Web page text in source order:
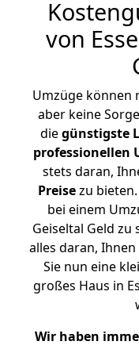
von
Umzüge können
aber keine
diegünstigste
professionellen
stets daran,
Preisezu
bei einem
Geiseltal Geld
alles daran,
Sie nun eine
großes Haus in
Wir haben